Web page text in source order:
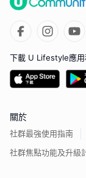
下載 U Lifestyle應用
關於
社群最強使用指南
社群焦點功能及升級